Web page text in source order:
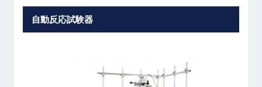
自動反応試験器